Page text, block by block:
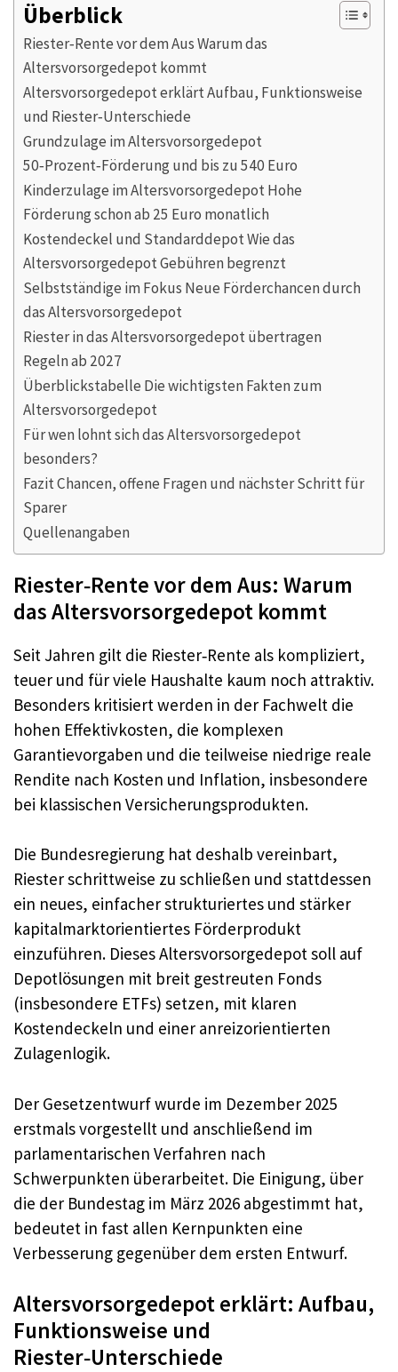
Überblick
Riester‑Rente vor dem Aus Warum das
Altersvorsorgedepot kommt
Altersvorsorgedepot erklärt Aufbau, Funktionsweise
und Riester‑Unterschiede
Grundzulage im Altersvorsorgedepot
50‑Prozent‑Förderung und bis zu 540 Euro
Kinderzulage im Altersvorsorgedepot Hohe
Förderung schon ab 25 Euro monatlich
Kostendeckel und Standarddepot Wie das
Altersvorsorgedepot Gebühren begrenzt
Selbstständige im Fokus Neue Förderchancen durch
das Altersvorsorgedepot
Riester in das Altersvorsorgedepot übertragen
Regeln ab 2027
Überblickstabelle Die wichtigsten Fakten zum
Altersvorsorgedepot
Für wen lohnt sich das Altersvorsorgedepot
besonders?
Fazit Chancen, offene Fragen und nächster Schritt für
Sparer
Quellenangaben
Riester‑Rente vor dem Aus: Warum
das Altersvorsorgedepot kommt
Seit Jahren gilt die Riester‑Rente als kompliziert,
teuer und für viele Haushalte kaum noch attraktiv.
Besonders kritisiert werden in der Fachwelt die
hohen Effektivkosten, die komplexen
Garantievorgaben und die teilweise niedrige reale
Rendite nach Kosten und Inflation, insbesondere
bei klassischen Versicherungsprodukten.
Die Bundesregierung hat deshalb vereinbart,
Riester schrittweise zu schließen und stattdessen
ein neues, einfacher strukturiertes und stärker
kapitalmarktorientiertes Förderprodukt
einzuführen. Dieses Altersvorsorgedepot soll auf
Depotlösungen mit breit gestreuten Fonds
(insbesondere ETFs) setzen, mit klaren
Kostendeckeln und einer anreizorientierten
Zulagenlogik.
Der Gesetzentwurf wurde im Dezember 2025
erstmals vorgestellt und anschließend im
parlamentarischen Verfahren nach
Schwerpunkten überarbeitet. Die Einigung, über
die der Bundestag im März 2026 abgestimmt hat,
bedeutet in fast allen Kernpunkten eine
Verbesserung gegenüber dem ersten Entwurf.
Altersvorsorgedepot erklärt: Aufbau,
Funktionsweise und
Riester‑Unterschiede